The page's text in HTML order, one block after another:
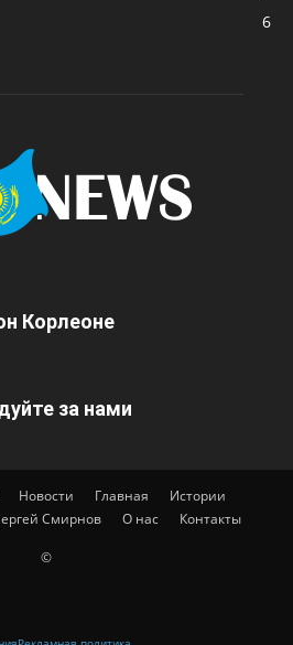
6
Корлеоне
за нами
Новости Главная
Истории
Смирнов О нас Контакты
©